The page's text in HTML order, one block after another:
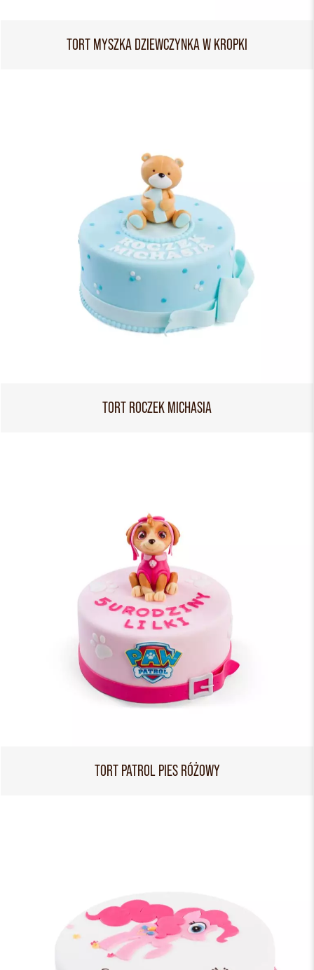
TORT MYSZKA DZIEWCZYNKA W KROPKI
TORT ROCZEK MICHASIA
TORT PATROL PIES RÓŻOWY